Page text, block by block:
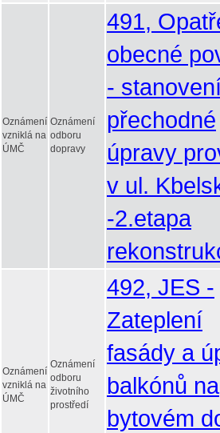
Oznámení
vzniklá na
ÚMČ
Oznámení
odboru
dopravy
491,
obecné
-
přechodné
úpravy
v ul.
-2.etapa
Oznámení
vzniklá na
ÚMČ
Oznámení
odboru
životního
prostředí
492, JES -
Zateplení
fasády a
balkónů na
bytovém